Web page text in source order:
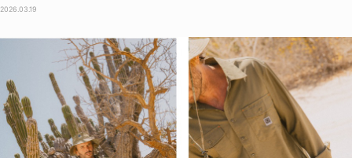
2026.03.19